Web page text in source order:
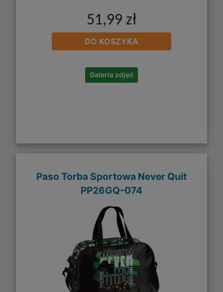
51,99 zł
DO KOSZYKA
Galeria zdjęć
Paso Torba Sportowa Never Quit
PP26GQ-074